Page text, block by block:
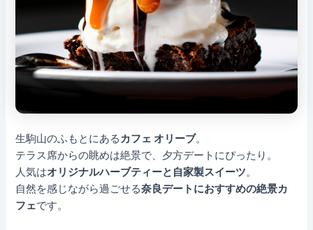
生駒山のふもとにある カフェ オリーブ。
テラス席からの眺めは絶景で、夕方デートにぴったり。
人気はオリジナルハーブティーと自家製スイーツ。
自然を感じながら過ごせる奈良デートにおすすめの絶景カ
フェです。